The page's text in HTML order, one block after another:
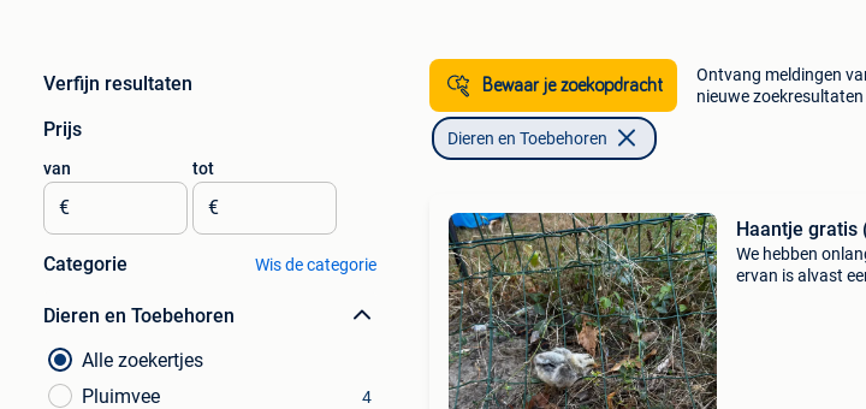
Verfijn resultaten
Prijs
van
€
tot
€
Categorie Wis de categorie
Dieren en Toebehoren
Alle zoekertjes
Pluimvee
4
Bewaar je zoekopdracht
Ontvang meldingen
nieuwe zoekresultaten
Dieren en Toebehoren
Haantje gratis
We hebben
ervan is alvast